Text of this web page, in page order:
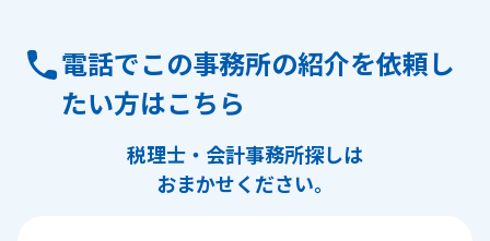
電話でこの事務所の紹介を依頼し
たい方はこちら
税理士・会計事務所探しは
おまかせください。